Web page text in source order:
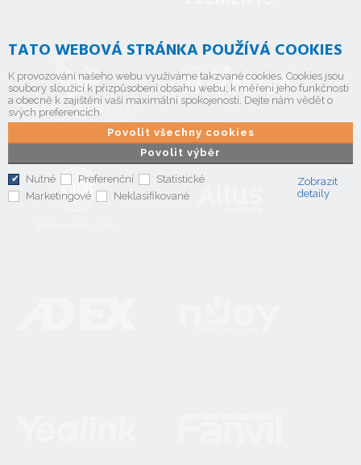
TATO WEBOVÁ STRÁNKA POUŽÍVÁ COOKIES
K provozování našeho webu využíváme takzvané cookies. Cookies jsou
soubory sloužící k přizpůsobení obsahu webu, k měření jeho funkčnosti
a obecně k zajištění vaší maximální spokojenosti. Dejte nám vědět o
svých preferencích.
Povolit výběr
Povolit všechny cookies
Nutné Preferenční
Statistické
Marketingové
Neklasifikované
Zobrazit
detaily